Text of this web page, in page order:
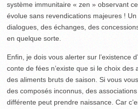
système immunitaire « zen » observant
évolue sans revendications majeures !
dialogues, des échanges, des
en quelque sorte.
Enfin, je dois vous alerter sur l’existence
conte de fées n’existe que si le choix des
des aliments bruts de saison. Si vous
des composés inconnus, des
différente peut prendre naissance. Car